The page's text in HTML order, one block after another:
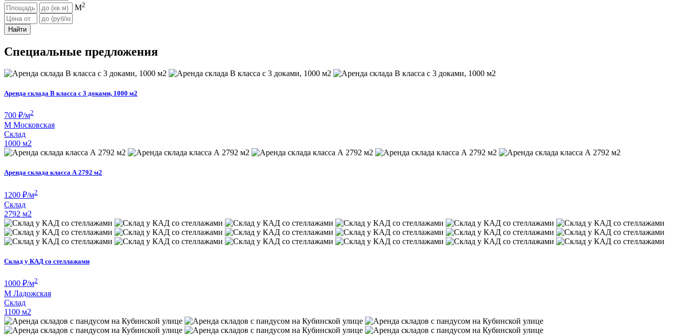
М2
Найти
Специальные предложения
Аренда склада В класса с 3 доками, 1000 м2
700 ₽/м2
М Московская
Склад
1000 м2
Аренда склада класса А 2792 м2
1200 ₽/м2
Склад
2792 м2
Склад у КАД со стеллажами
1000 ₽/м2
М Ладожская
Склад
1100 м2